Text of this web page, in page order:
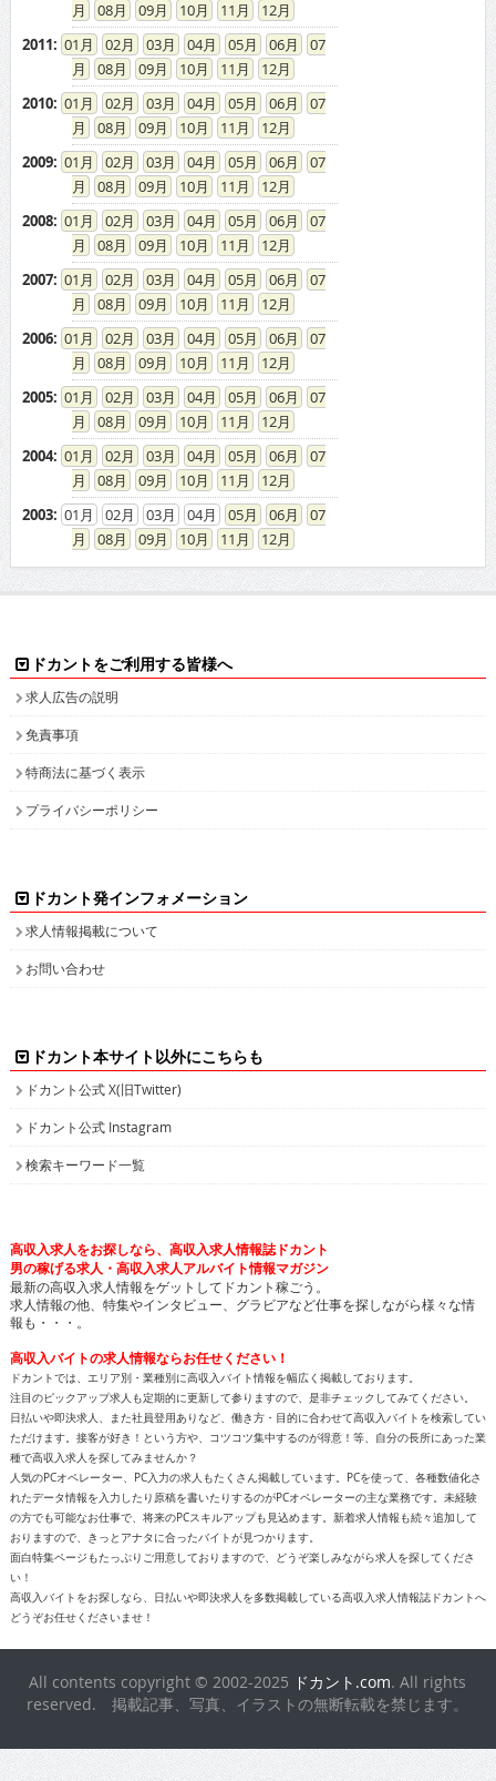
08
09 10 11
12
2011: 01 02 03 04 05 06
07
08
09 10 11
12
2010: 01 02 03 04 05 06
07
08
09 10 11
12
2009: 01 02 03 04 05 06
07
08
09 10 11
12
2008: 01 02 03 04 05 06
07
08
09 10 11
12
2007: 01 02 03 04 05 06
07
08
09 10 11
12
2006: 01 02 03 04 05 06
07
08
09 10 11
12
2005: 01 02 03 04 05 06
07
08
09 10 11
12
2004: 01 02 03 04 05 06
07
08
09 10 11
12
2003: 01 02 03 04 05 06
07
08
09 10 11 12
ドカントをご利用する皆様へ
求人広告の説明
免責事項
特商法に基づく表示
プライバシーポリシー
ドカント発インフォメーション
求人情報掲載について
お問い合わせ
ドカント本サイト以外にこちらも
ドカント公式 X(旧Twitter)
ドカント公式 Instagram
検索キーワード一覧
高収入求人をお探しなら、高収入求人情報誌ドカント
男の稼げる求人・高収入求人アルバイト情報マガジン
最新の高収入求人情報をゲットしてドカント稼ごう。
求人情報の他、特集やインタビュー、グラビアなど仕事を探しながら様々な情
報も・・・。
高収入バイトの求人情報ならお任せください！
ドカントでは、エリア別・業種別に高収入バイト情報を幅広く掲載しております。
注目のピックアップ求人も定期的に更新して参りますので、是非チェックしてみてください。
日払いや即決求人、また社員登用ありなど、働き方・目的に合わせて高収入バイトを検索してい
ただけます。接客が好き！という方や、コツコツ集中するのが得意！等、自分の長所にあった業
種で高収入求人を探してみませんか？
人気のPCオペレーター、PC入力の求人もたくさん掲載しています。PCを使って、各種数値化さ
れたデータ情報を入力したり原稿を書いたりするのがPCオペレーターの主な業務です。未経験
の方でも可能なお仕事で、将来のPCスキルアップも見込めます。新着求人情報も続々追加して
おりますので、きっとアナタに合ったバイトが見つかります。
面白特集ページもたっぷりご用意しておりますので、どうぞ楽しみながら求人を探してくださ
い！
高収入バイトをお探しなら、日払いや即決求人を多数掲載している高収入求人情報誌ドカントへ
どうぞお任せくださいませ！
All contents copyright © 2002-2025 ドカント.com. All rights
reserved. 掲載記事、写真、イラストの無断転載を禁じます。